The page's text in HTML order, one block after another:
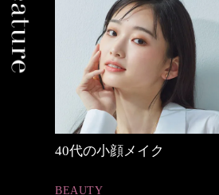
40代の小顔メイク
BEAUTY